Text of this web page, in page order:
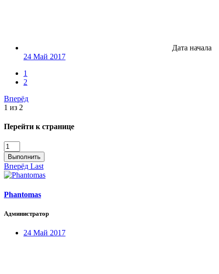
Дата начала
24 Май 2017
1
2
Вперёд
1 из 2
Перейти к странице
Выполнить
Вперёд Last
Phantomas
Администратор
24 Май 2017